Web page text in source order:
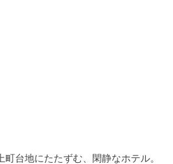
上町台地にたたずむ、閑静なホテル。